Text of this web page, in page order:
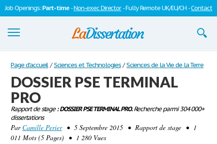
Job Openings:Part-time -Non-exec Director- Fully Remote UK/EU/CH -Contact
Dissertations
S'inscrire
Se connecter
Contactez-nous
Page d'accueil / Sciences et Technologies / Sciences de la Vie de la Terre
DOSSIER PSE TERMINAL
PRO
Rapport de stage: DOSSIER PSE TERMINAL PRO.Recherche parmi 304 000+
dissertations
Par Camille Perier• 5 Septembre 2015 • Rapport de stage • 1
011 Mots (5 Pages) • 1 280 Vues